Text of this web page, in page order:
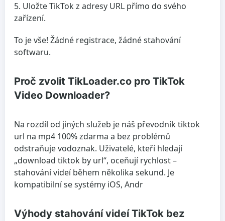
Uložte TikTok z adresy URL přímo do svého
zařízení.
To je vše! Žádné registrace, žádné stahování
softwaru.
Proč zvolit TikLoader.co pro TikTok
Video Downloader?
Na rozdíl od jiných služeb je náš převodník tiktok
url na mp4 100% zdarma a bez problémů
odstraňuje vodoznak. Uživatelé, kteří hledají
„download tiktok by url“, oceňují rychlost –
stahování videí během několika sekund. Je
kompatibilní se systémy iOS, Andr
Výhody stahování videí TikTok bez